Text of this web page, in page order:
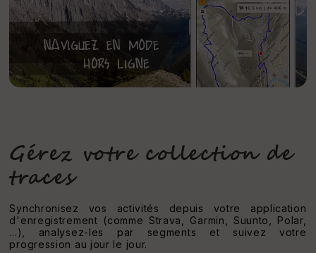
Gérez votre collection de
traces
Synchronisez vos activités depuis votre application
d'enregistrement (comme Strava, Garmin, Suunto, Polar,
...), analysez-les par segments et suivez votre
progression au jour le jour.